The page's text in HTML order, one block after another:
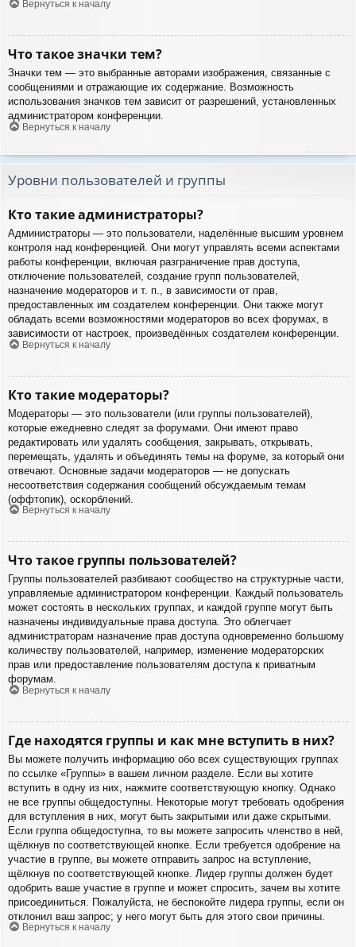
Вернуться к началу
Что такое значки тем?
Значки тем — это выбранные авторами изображения, связанные с
сообщениями и отражающие их содержание. Возможность
использования значков тем зависит от разрешений, установленных
администратором конференции.
Вернуться к началу
Уровни пользователей и группы
Кто такие администраторы?
Администраторы — это пользователи, наделённые высшим уровнем
контроля над конференцией. Они могут управлять всеми аспектами
работы конференции, включая разграничение прав доступа,
отключение пользователей, создание групп пользователей,
назначение модераторов и т. п., в зависимости от прав,
предоставленных им создателем конференции. Они также могут
обладать всеми возможностями модераторов во всех форумах, в
зависимости от настроек, произведённых создателем конференции.
Вернуться к началу
Кто такие модераторы?
Модераторы — это пользователи (или группы пользователей),
которые ежедневно следят за форумами. Они имеют право
редактировать или удалять сообщения, закрывать, открывать,
перемещать, удалять и объединять темы на форуме, за который они
отвечают. Основные задачи модераторов — не допускать
несоответствия содержания сообщений обсуждаемым темам
(оффтопик), оскорблений.
Вернуться к началу
Что такое группы пользователей?
Группы пользователей разбивают сообщество на структурные части,
управляемые администратором конференции. Каждый пользователь
может состоять в нескольких группах, и каждой группе могут быть
назначены индивидуальные права доступа. Это облегчает
администраторам назначение прав доступа одновременно большому
количеству пользователей, например, изменение модераторских
прав или предоставление пользователям доступа к приватным
форумам.
Вернуться к началу
Где находятся группы и как мне вступить в них?
Вы можете получить информацию обо всех существующих группах
по ссылке «Группы» в вашем личном разделе. Если вы хотите
вступить в одну из них, нажмите соответствующую кнопку. Однако
не все группы общедоступны. Некоторые могут требовать одобрения
для вступления в них, могут быть закрытыми или даже скрытыми.
Если группа общедоступна, то вы можете запросить членство в ней,
щёлкнув по соответствующей кнопке. Если требуется одобрение на
участие в группе, вы можете отправить запрос на вступление,
щёлкнув по соответствующей кнопке. Лидер группы должен будет
одобрить ваше участие в группе и может спросить, зачем вы хотите
присоединиться. Пожалуйста, не беспокойте лидера группы, если он
отклонил ваш запрос; у него могут быть для этого свои причины.
Вернуться к началу